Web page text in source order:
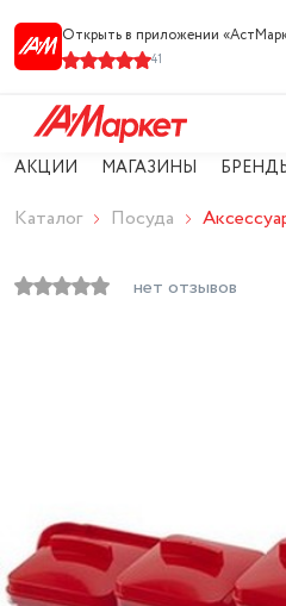
Открыть в приложении
41
АКЦИИ МАГАЗИНЫ
Каталог Посуда
нет отзывов